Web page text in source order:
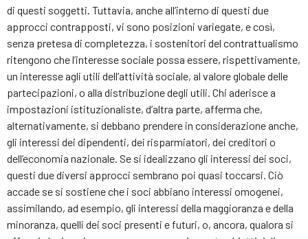
di questi soggetti. Tuttavia, anche all’interno di questi due
approcci contrapposti, vi sono posizioni variegate, e così,
senza pretesa di completezza, i sostenitori del contrattualismo
ritengono che l’interesse sociale possa essere, rispettivamente,
un interesse agli utili dell’attività sociale, al valore globale delle
partecipazioni, o alla distribuzione degli utili. Chi aderisce a
impostazioni istituzionaliste, d’altra parte, afferma che,
alternativamente, si debbano prendere in considerazione anche,
gli interessi dei dipendenti, dei risparmiatori, dei creditori o
dell’economia nazionale. Se si idealizzano gli interessi dei soci,
questi due diversi approcci sembrano poi quasi toccarsi. Ciò
accade se si sostiene che i soci abbiano interessi omogenei,
assimilando, ad esempio, gli interessi della maggioranza e della
minoranza, quelli dei soci presenti e futuri, o, ancora, qualora si